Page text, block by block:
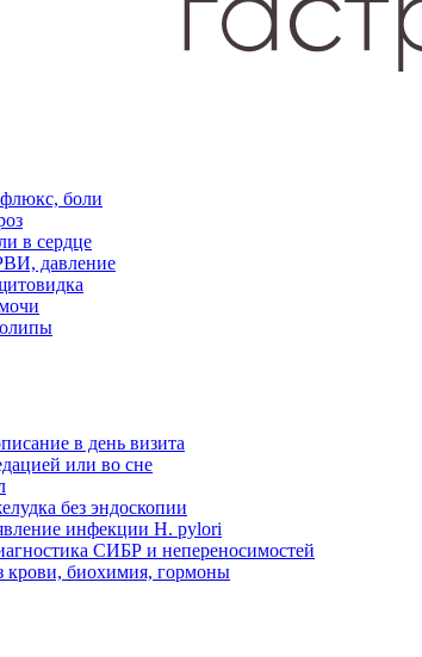
боли
в сердце
давление
в день визита
или во сне
без эндоскопии
инфекции H. pylori
СИБР и непереносимостей
крови, биохимия, гормоны